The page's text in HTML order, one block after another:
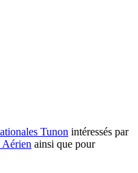
Tunon intéressés par
Aérien ainsi que pour